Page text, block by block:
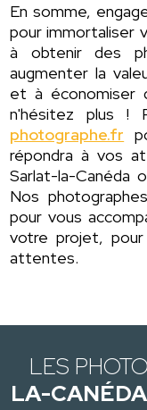
En somme,
pour immortaliser
à obtenir des
augmenter la
et à économiser
n'hésitez plus !
photographe.fr
répondra à vos
Sarlat-la-Canéda
Nos
pour vous
votre projet,
attentes.
LES
LA-CANÉDA